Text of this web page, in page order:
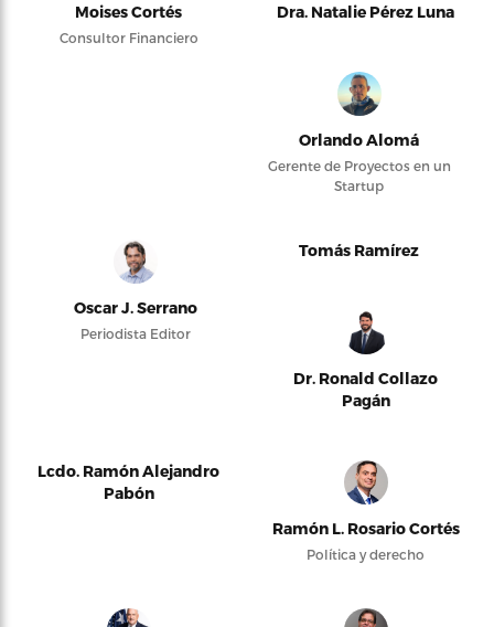
Moises Cortés
Consultor Financiero
Dra. Natalie Pérez Luna
Orlando Alomá
Gerente de Proyectos en un
Startup
Oscar J. Serrano
Periodista Editor
Tomás Ramírez
Dr. Ronald Collazo
Pagán
Lcdo. Ramón Alejandro
Pabón
Ramón L. Rosario Cortés
Política y derecho